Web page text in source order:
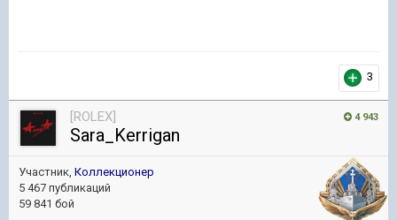
3
4 943
[ROLEX]
Sara_Kerrigan
Участник, Коллекционер
5 467 публикаций
59 841 бой